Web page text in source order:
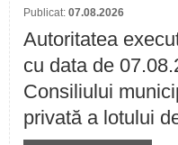
Publicat: 07.08.2026
Autoritatea
cu data de
Consiliului
privată a lotului